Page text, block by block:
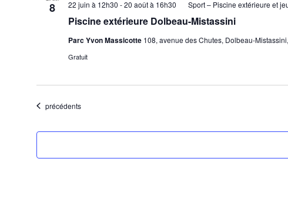
8
Piscine extérieure Dolbeau-Mistassini
22 juin à 12h30 -20 août à 16h30 Sport – Piscine extérieure et
Parc Yvon Massicotte 108, avenue des Chutes, Dolbeau-
Gratuit
Évènements
précédents